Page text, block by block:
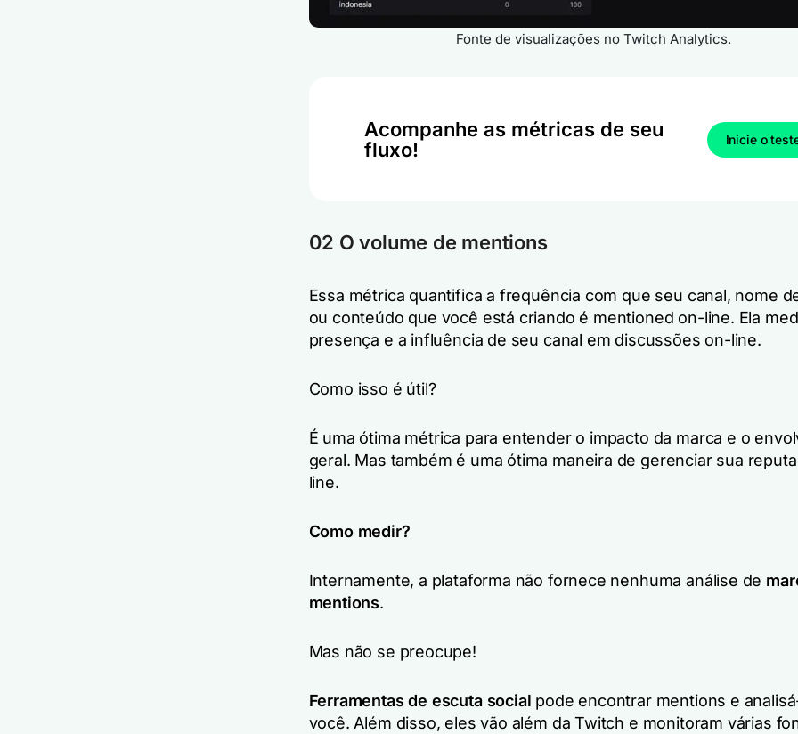
Fonte de visualizações no Twitch Analytics.
Acompanhe as métricas de seu
fluxo!
Inicie o
02 O volume de mentions
Essa métrica quantifica a frequência com que seu canal, nome
ou conteúdo que você está criando é mentioned on-line. Ela
presença e a influência de seu canal em discussões on-line.
Como isso é útil?
É uma ótima métrica para entender o impacto da marca e o
geral. Mas também é uma ótima maneira de gerenciar sua
line.
Como medir?
Internamente, a plataforma não fornece nenhuma análise de
mentions.
Mas não se preocupe!
Ferramentas de escuta social pode encontrar mentions e
você. Além disso, eles vão além da Twitch e monitoram várias